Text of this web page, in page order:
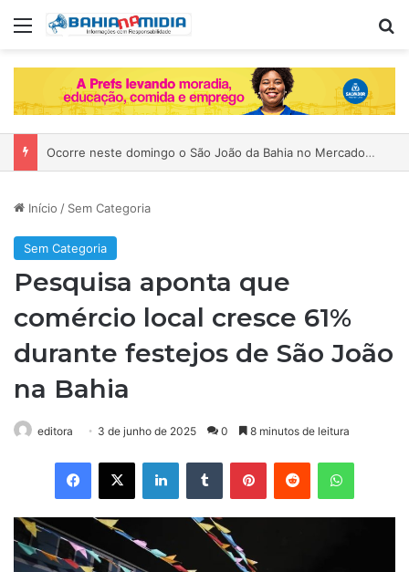
Menu
Ocorre neste domingo o São João da Bahia no Mercado de Paripe
Início / Sem Categoria
Sem Categoria
Pesquisa aponta que
comércio local cresce 61%
durante festejos de São João
na Bahia
editora 3 de junho de 2025 0 8 minutos de leitura